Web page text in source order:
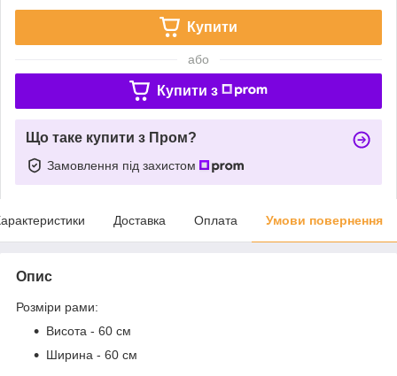
Купити
або
Купити з
Що таке купити з Пром?
Замовлення під захистом
Доставка Оплата Умови повернення
Опис
Розміри рами:
Висота - 60 см
Ширина - 60 см